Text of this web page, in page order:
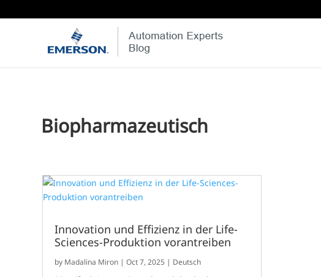
Biopharmazeutisch
Innovation und Effizienz in der Life-
Sciences-Produktion vorantreiben
by Madalina Miron |Oct 7, 2025 | Deutsch